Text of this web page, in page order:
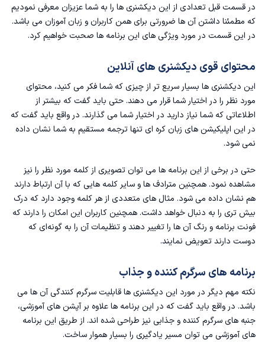
در قسمت قبل تعدادی از این دیکشنری ها را به شما عزیزان معرفی نمودیم
که مطمئنا داشتن آن ها ضرورتی برای همن کاربران و زبان آموزان می باشد.
در این قسمت در مورد ویژگی های این برنامه ها صحبت خواهیم کرد.
محتوای قوی دیکشنری های آنلاین
این دیکشنری ها بسیار سریع تر از چیزی که شما فکر می کنید، محتوای
مورد نظر را در اختیار شما قرار می دهند. حتی باید گفت که بیشتر از
اطلاعاتی که شما نیاز دارید در اختیار شما می گذارند. در واقع باید گفت که
در این اپلیکیشن های زبان کره ایتنها ترجمه مستقیم به شما نشان داده
نمی شود.
حتی در برخی از این برنامه ها می توان تصویری از کلمه مورد نظر را نیز
مشاهده نمود. همچنین مترادف ها و سایر کلمه هایی که با آن ارتباط دارند
هم نشان داده می شود‌. مثال های متعددی از هر کلمه وجود دارد که درک
بیش تری را به دنبال خواهد داشت. همچنین کاربران این امکان را دارند که
فونت برنامه و رنگ آن ها را تغییر دهند و تنظیمات آن را به گونه‌ای که
دوست دارند تعویض نمایند.
برنامه های سرگرم کننده و جذاب
نکته مهم دیگر در مورد این دیکشنری ها قابلیت سرگرم کنندگی آن ها می
باشد. در واقع باید گفت که در این برنامه ها علاوه بر آپشن های آموزشی،
جنبه های سرگرم کننده و جذابی نیز طراحی شده اند. از طریق این برنامه
های آموزشی می توان مسیر یادگیری را بسیار هموار ساخت.